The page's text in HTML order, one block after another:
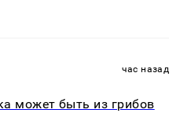
час назад
может быть из грибов